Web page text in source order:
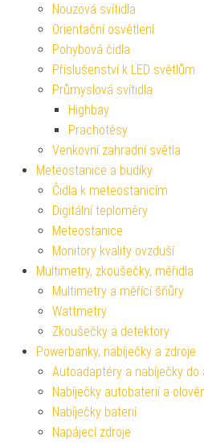
Nouzová svítidla
Orientační osvětlení
Pohybová čidla
Příslušenství k LED světlům
Průmyslová svítidla
Highbay
Prachotěsy
Venkovní zahradní světla
Meteostanice a budíky
Čidla k meteostanicím
Digitální teploměry
Meteostanice
Monitory kvality ovzduší
Multimetry, zkoušečky, měřidla
Multimetry a měřící šňůry
Wattmetry
Zkoušečky a detektory
Powerbanky, nabíječky a zdroje
Autoadaptéry a nabíječky do
Nabíječky autobaterií a
Nabíječky baterií
Napájecí zdroje